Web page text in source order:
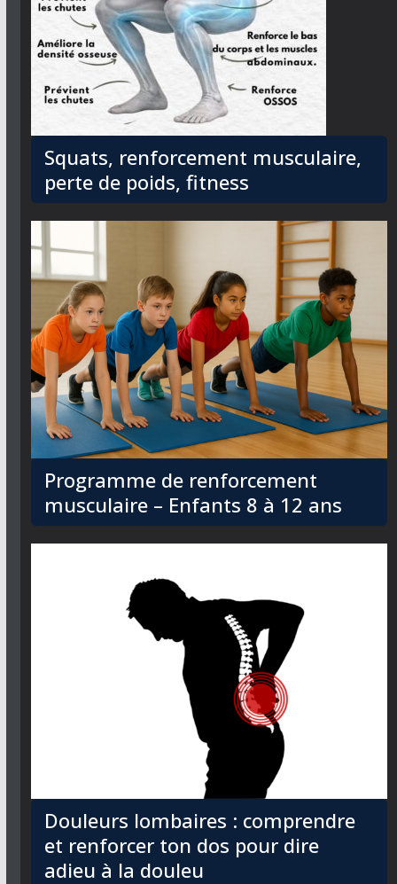
Squats, renforcement musculaire,
perte de poids, fitness
Programme de renforcement
musculaire – Enfants 8 à 12 ans
Douleurs lombaires : comprendre
et renforcer ton dos pour dire
adieu à la douleu